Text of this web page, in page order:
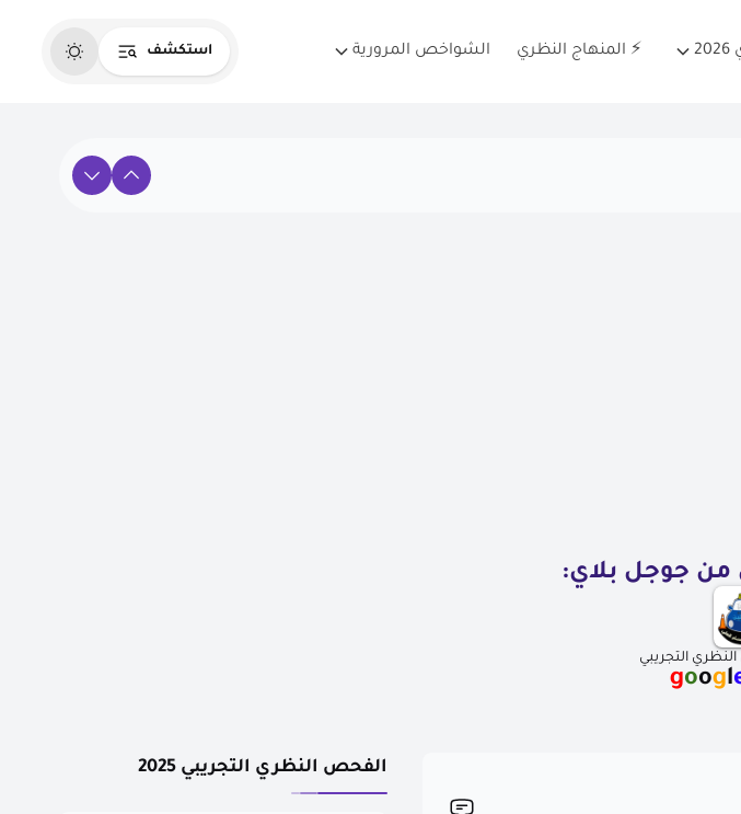
⚡ المنهاج النظري الشواخص المرورية استكشف
من جوجل بلاي:
التجريبي
googl
الفحص النظري التجريبي 2025